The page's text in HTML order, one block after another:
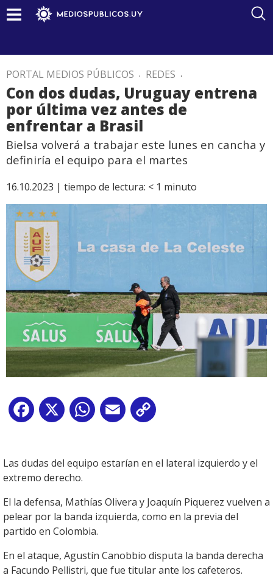
PORTAL MEDIOS PÚBLICOS . REDES .
Con dos dudas, Uruguay entrena
por última vez antes de
enfrentar a Brasil
Bielsa volverá a trabajar este lunes en cancha y
definiría el equipo para el martes
16.10.2023 | tiempo de lectura: < 1 minuto
Facebook
X WhatsApp
Email
Las dudas del equipo estarían en el lateral izquierdo y el
extremo derecho.
El la defensa, Mathías Olivera y Joaquín Piquerez vuelven a
pelear por la banda izquierda, como en la previa del
partido en Colombia.
En el ataque, Agustín Canobbio disputa la banda derecha
a Facundo Pellistri, que fue titular ante los cafeteros.